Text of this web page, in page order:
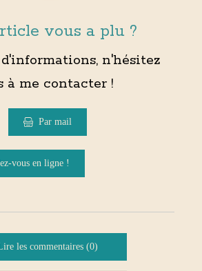
vous a plu ?
n'hésitez
à me contacter !
Par mail
vous en ligne !
les commentaires (0)